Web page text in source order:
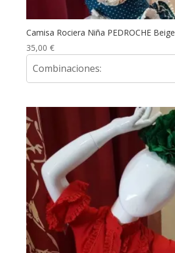
Camisa Rociera Niña PEDROCHE Beige
35,00 €
Combinaciones: